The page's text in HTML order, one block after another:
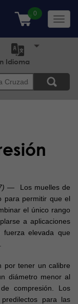
Idioma
— Los muelles de
para permitir que el
el único rango
a aplicaciones
elevada que
por tener un calibre
diámetro menor al
compresión. Los
para las